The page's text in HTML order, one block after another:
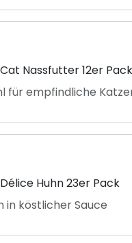
Nassfutter 12er Pack
für empfindliche
Huhn 23er Pack
in köstlicher Sauce